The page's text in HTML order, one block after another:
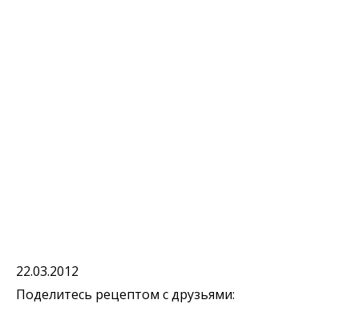
22.03.2012
Поделитесь рецептом с друзьями: